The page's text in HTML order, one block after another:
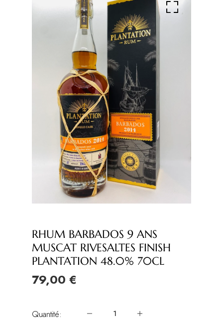
RHUM BARBADOS 9 ANS
MUSCAT RIVESALTES FINISH
PLANTATION 48.0% 70CL
79,00 €
Quantité: